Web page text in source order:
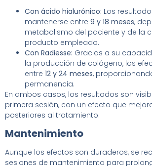
Con ácido hialurónico: Los
mantenerse entre 9 y 18 meses,
metabolismo del paciente y de la
producto empleado.
Con Radiesse: Gracias a su
la producción de colágeno, los
entre 12 y 24 meses,
permanencia.
En ambos casos, los resultados son
primera sesión, con un efecto que
posteriores al tratamiento.
Mantenimiento
Aunque los efectos son duraderos, se
sesiones de mantenimiento para